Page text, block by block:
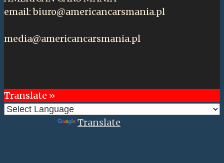
email: biuro@americancarsmania.pl
media@americancarsmania.pl
Translate »
Translate